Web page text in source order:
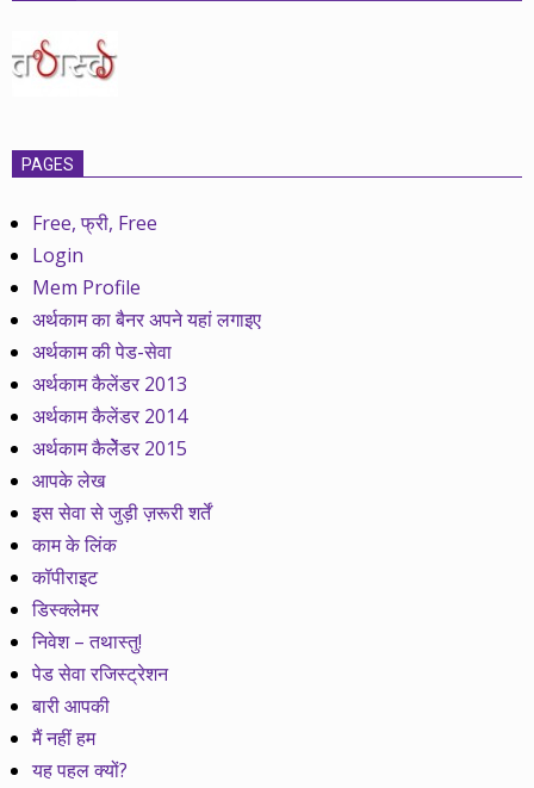
PAGES
Free, फ्री, Free
Login
Mem Profile
अर्थकाम का बैनर अपने यहां लगाइए
अर्थकाम की पेड-सेवा
अर्थकाम कैलेंडर 2013
अर्थकाम कैलेंडर 2014
अर्थकाम कैलेेंडर 2015
आपके लेख
इस सेवा से जुड़ी ज़रूरी शर्तें
काम के लिंक
कॉपीराइट
डिस्क्लेमर
निवेश – तथास्तु!
पेड सेवा रजिस्ट्रेशन
बारी आपकी
मैं नहीं हम
यह पहल क्यों?